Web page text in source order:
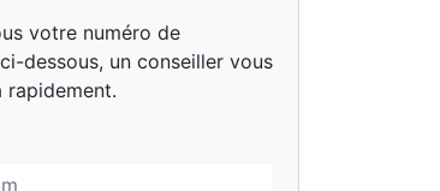
votre numéro de
dessous, un conseiller vous
rapidement.